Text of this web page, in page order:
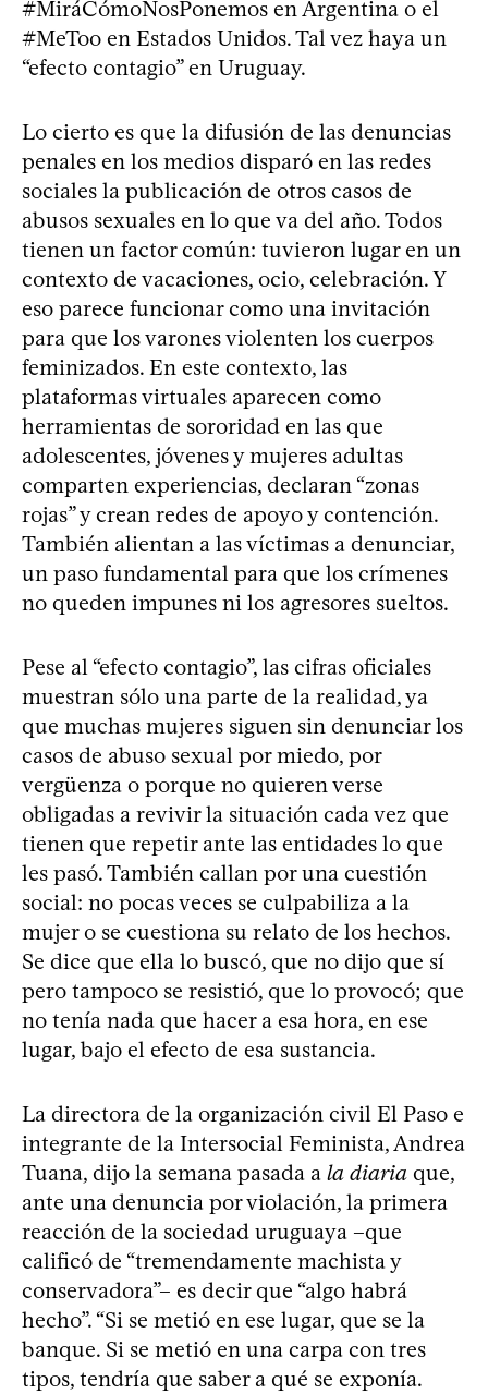
#MiráCómoNosPonemos en Argentina o el
#MeToo en Estados Unidos. Tal vez haya un
“efecto contagio” en Uruguay.
Lo cierto es que la difusión de las denuncias
penales en los medios disparó en las redes
sociales la publicación de otros casos de
abusos sexuales en lo que va del año. Todos
tienen un factor común: tuvieron lugar en un
contexto de vacaciones, ocio, celebración. Y
eso parece funcionar como una invitación
para que los varones violenten los cuerpos
feminizados. En este contexto, las
plataformas virtuales aparecen como
herramientas de sororidad en las que
adolescentes, jóvenes y mujeres adultas
comparten experiencias, declaran “zonas
rojas” y crean redes de apoyo y contención.
También alientan a las víctimas a denunciar,
un paso fundamental para que los crímenes
no queden impunes ni los agresores sueltos.
Pese al “efecto contagio”, las cifras oficiales
muestran sólo una parte de la realidad, ya
que muchas mujeres siguen sin denunciar los
casos de abuso sexual por miedo, por
vergüenza o porque no quieren verse
obligadas a revivir la situación cada vez que
tienen que repetir ante las entidades lo que
les pasó. También callan por una cuestión
social: no pocas veces se culpabiliza a la
mujer o se cuestiona su relato de los hechos.
Se dice que ella lo buscó, que no dijo que sí
pero tampoco se resistió, que lo provocó; que
no tenía nada que hacer a esa hora, en ese
lugar, bajo el efecto de esa sustancia.
La directora de la organización civil El Paso e
integrante de la Intersocial Feminista, Andrea
Tuana, dijo la semana pasada a la diaria que,
ante una denuncia por violación, la primera
reacción de la sociedad uruguaya –que
calificó de “tremendamente machista y
conservadora”– es decir que “algo habrá
hecho”. “Si se metió en ese lugar, que se la
banque. Si se metió en una carpa con tres
tipos, tendría que saber a qué se exponía.